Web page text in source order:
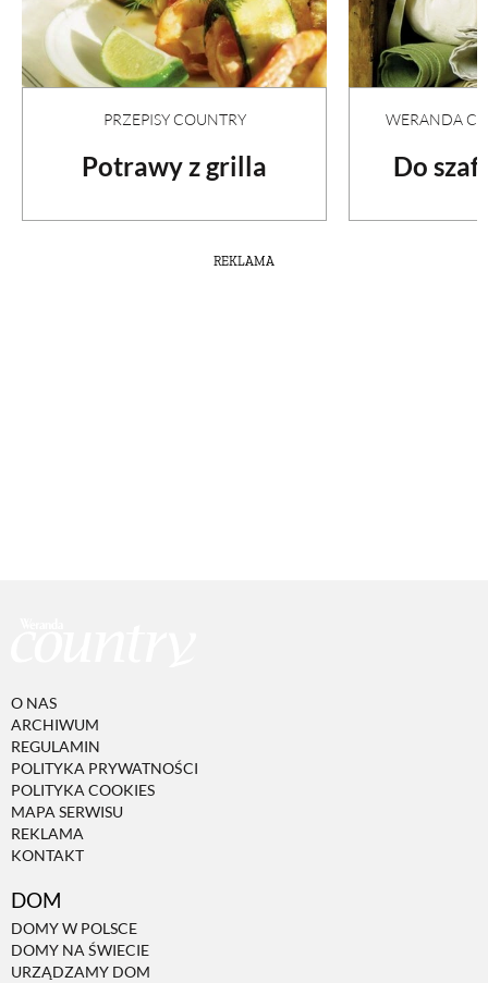
PRZEPISY COUNTRY
Potrawy z grilla
WERANDA
Do
REKLAMA
O NAS
ARCHIWUM
REGULAMIN
POLITYKA PRYWATNOŚCI
POLITYKA COOKIES
MAPA SERWISU
REKLAMA
KONTAKT
DOM
DOMY W POLSCE
DOMY NA ŚWIECIE
URZĄDZAMY DOM